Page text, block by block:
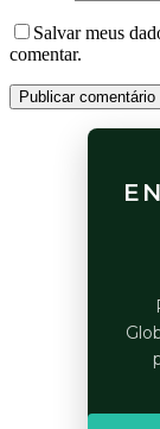
Salvar meus
comentar.
Publicar comentário